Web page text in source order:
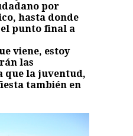
por
hasta donde
punto final a
viene, estoy
las
que la juventud,
también en